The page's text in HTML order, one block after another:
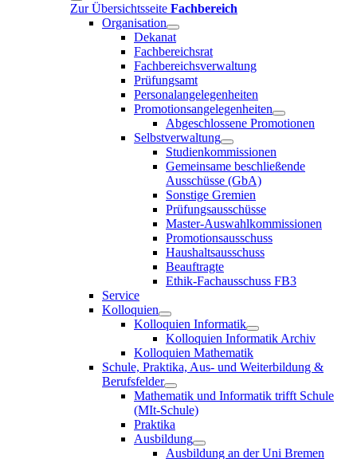
Zur Übersichtsseite Fachbereich
Organisation
Dekanat
Fachbereichsrat
Fachbereichsverwaltung
Prüfungsamt
Personalangelegenheiten
Promotionsangelegenheiten
Abgeschlossene Promotionen
Selbstverwaltung
Studienkommissionen
Gemeinsame beschließende
Ausschüsse (GbA)
Sonstige Gremien
Prüfungsausschüsse
Master-Auswahlkommissionen
Promotionsausschuss
Haushaltsausschuss
Beauftragte
Ethik-Fachausschuss FB3
Service
Kolloquien
Kolloquien Informatik
Kolloquien Informatik Archiv
Kolloquien Mathematik
Schule, Praktika, Aus- und Weiterbildung &
Berufsfelder
Mathematik und Informatik trifft Schule
(MIt-Schule)
Praktika
Ausbildung
Ausbildung an der Uni Bremen